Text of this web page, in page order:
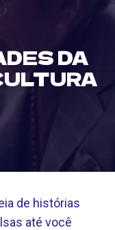
DA
de histórias
até você